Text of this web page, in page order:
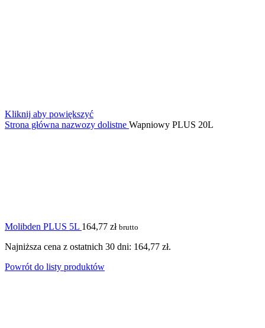
Kliknij aby powiększyć
Strona główna nazwozy dolistne Wapniowy PLUS 20L
Molibden PLUS 5L 164,77 zł brutto
Najniższa cena z ostatnich 30 dni: 164,77 zł.
Powrót do listy produktów